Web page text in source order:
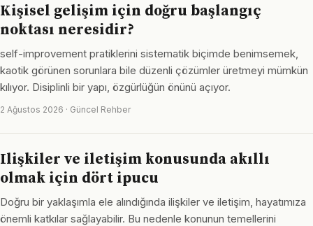
Kişisel gelişim için doğru başlangıç
noktası neresidir?
self-improvement pratiklerini sistematik biçimde benimsemek,
kaotik görünen sorunlara bile düzenli çözümler üretmeyi mümkün
kılıyor. Disiplinli bir yapı, özgürlüğün önünü açıyor.
2 Ağustos 2026 · Güncel Rehber
Ilişkiler ve iletişim konusunda akıllı
olmak için dört ipucu
Doğru bir yaklaşımla ele alındığında ilişkiler ve iletişim, hayatımıza
önemli katkılar sağlayabilir. Bu nedenle konunun temellerini